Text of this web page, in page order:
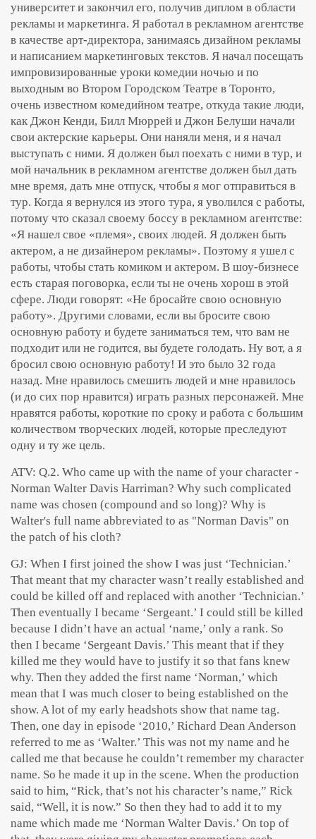
университет и закончил его, получив диплом в области
рекламы и маркетинга. Я работал в рекламном агентстве
в качестве арт-директора, занимаясь дизайном рекламы
и написанием маркетинговых текстов. Я начал посещать
импровизированные уроки комедии ночью и по
выходным во Втором Городском Театре в Торонто,
очень известном комедийном театре, откуда такие люди,
как Джон Кенди, Билл Мюррей и Джон Белуши начали
свои актерские карьеры. Они наняли меня, и я начал
выступать с ними. Я должен был поехать с ними в тур, и
мой начальник в рекламном агентстве должен был дать
мне время, дать мне отпуск, чтобы я мог отправиться в
тур. Когда я вернулся из этого тура, я уволился с работы,
потому что сказал своему боссу в рекламном агентстве:
«Я нашел свое «племя», своих людей. Я должен быть
актером, а не дизайнером рекламы». Поэтому я ушел с
работы, чтобы стать комиком и актером. В шоу-бизнесе
есть старая поговорка, если ты не очень хорош в этой
сфере. Люди говорят: «Не бросайте свою основную
работу». Другими словами, если вы бросите свою
основную работу и будете заниматься тем, что вам не
подходит или не годится, вы будете голодать. Ну вот, а я
бросил свою основную работу! И это было 32 года
назад. Мне нравилось смешить людей и мне нравилось
(и до сих пор нравится) играть разных персонажей. Мне
нравятся работы, короткие по сроку и работа с большим
количеством творческих людей, которые преследуют
одну и ту же цель.
ATV: Q.2. Who came up with the name of your character -
Norman Walter Davis Harriman? Why such complicated
name was chosen (compound and so long)? Why is
Walter's full name abbreviated to as "Norman Davis" on
the patch of his cloth?
GJ: When I first joined the show I was just ‘Technician.’
That meant that my character wasn’t really established and
could be killed off and replaced with another ‘Technician.’
Then eventually I became ‘Sergeant.’ I could still be killed
because I didn’t have an actual ‘name,’ only a rank. So
then I became ‘Sergeant Davis.’ This meant that if they
killed me they would have to justify it so that fans knew
why. Then they added the first name ‘Norman,’ which
mean that I was much closer to being established on the
show. A lot of my early headshots show that name tag.
Then, one day in episode ‘2010,’ Richard Dean Anderson
referred to me as ‘Walter.’ This was not my name and he
called me that because he couldn’t remember my character
name. So he made it up in the scene. When the production
said to him, “Rick, that’s not his character’s name,” Rick
said, “Well, it is now.” So then they had to add it to my
name which made me ‘Norman Walter Davis.’ On top of